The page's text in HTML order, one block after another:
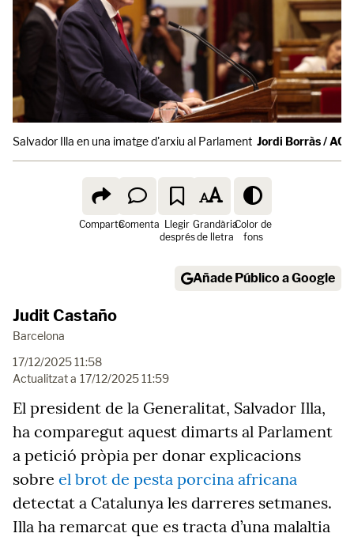
Salvador Illa en una imatge d'arxiu al Parlament Jordi Borràs / ACN
ComparteComenta Llegir
després
Grandària
de lletra
Color de
fons
Añade Público a Google
Judit Castaño
Barcelona
17/12/2025 11:58
Actualitzat a 17/12/2025 11:59
El president de la Generalitat, Salvador Illa,
ha comparegut aquest dimarts al Parlament
a petició pròpia per donar explicacions
sobre el brot de pesta porcina africana
detectat a Catalunya les darreres setmanes.
Illa ha remarcat que es tracta d’una malaltia